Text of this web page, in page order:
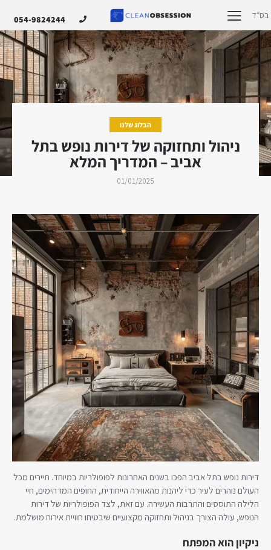
בס״ד 054-9824244
הבלוג שלנו
ניהול ותחזוקה של דירות נופש בתל
אביב – המדריך המלא
01/01/2025
דירות נופש בתל אביב הפכו בשנים האחרונות לפופולריות במיוחד. תיירים מכל
העולם נוהרים לעיר כדי ליהנות מהאווירה הייחודית, החופים המדהימים, חיי
הלילה התוססים והתרבות העשירה. עם זאת, לצד הפופולריות של דירות
הנופש, עולה הצורך בניהול ותחזוקה מקצועיים שיבטיחו חוויית אירוח מושלמת.
ניקיון הוא המפתח